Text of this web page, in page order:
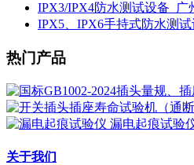
IPX3/IPX4防水测试设备_
IPX5、IPX6手持式防水测
热门产品
漏电起痕试验
关于我们